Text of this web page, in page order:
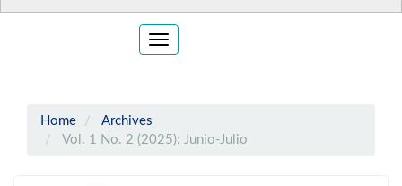
Toggle
Home
Archives
Vol. 1 No. 2 (2025): Junio-Julio